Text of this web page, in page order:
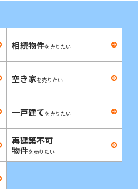
相続物件を売りたい
空き家を売りたい
一戸建てを売りたい
再建築不可
物件を売りたい